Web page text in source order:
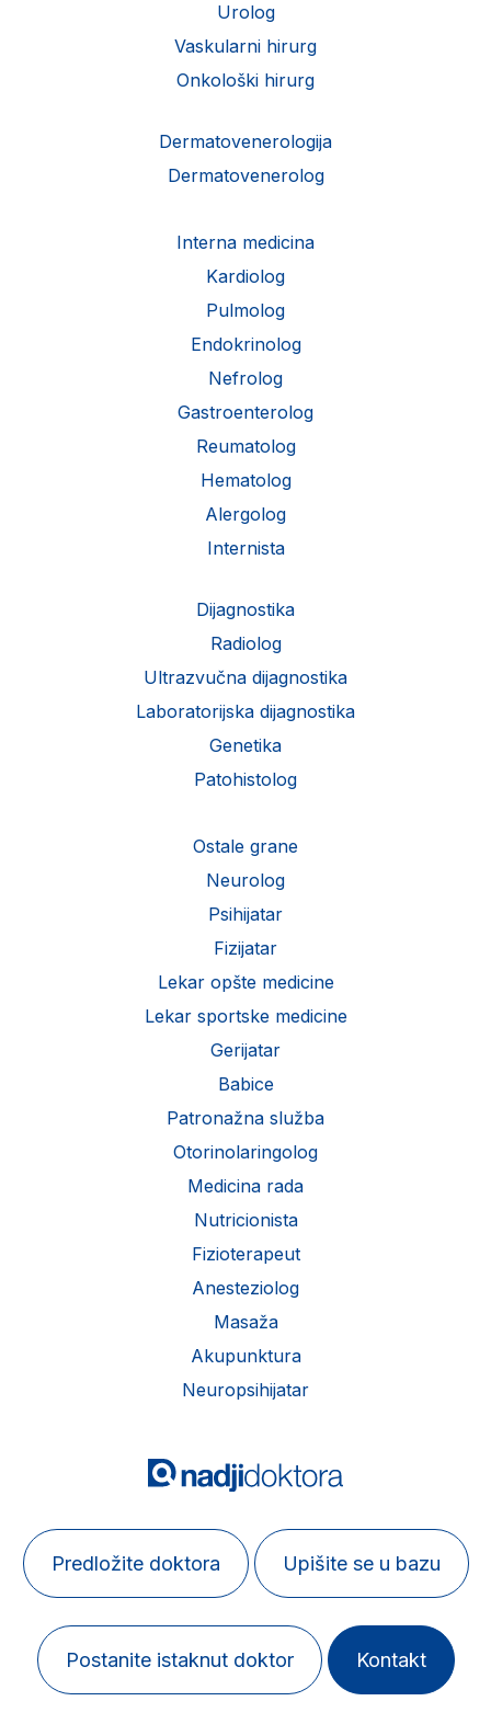
Urolog
Vaskularni hirurg
Onkološki hirurg
Dermatovenerologija
Dermatovenerolog
Interna medicina
Kardiolog
Pulmolog
Endokrinolog
Nefrolog
Gastroenterolog
Reumatolog
Hematolog
Alergolog
Internista
Dijagnostika
Radiolog
Ultrazvučna dijagnostika
Laboratorijska dijagnostika
Genetika
Patohistolog
Ostale grane
Neurolog
Psihijatar
Fizijatar
Lekar opšte medicine
Lekar sportske medicine
Gerijatar
Babice
Patronažna služba
Otorinolaringolog
Medicina rada
Nutricionista
Fizioterapeut
Anesteziolog
Masaža
Akupunktura
Neuropsihijatar
Predložite doktora Upišite se u bazu
Postanite istaknut doktor Kontakt